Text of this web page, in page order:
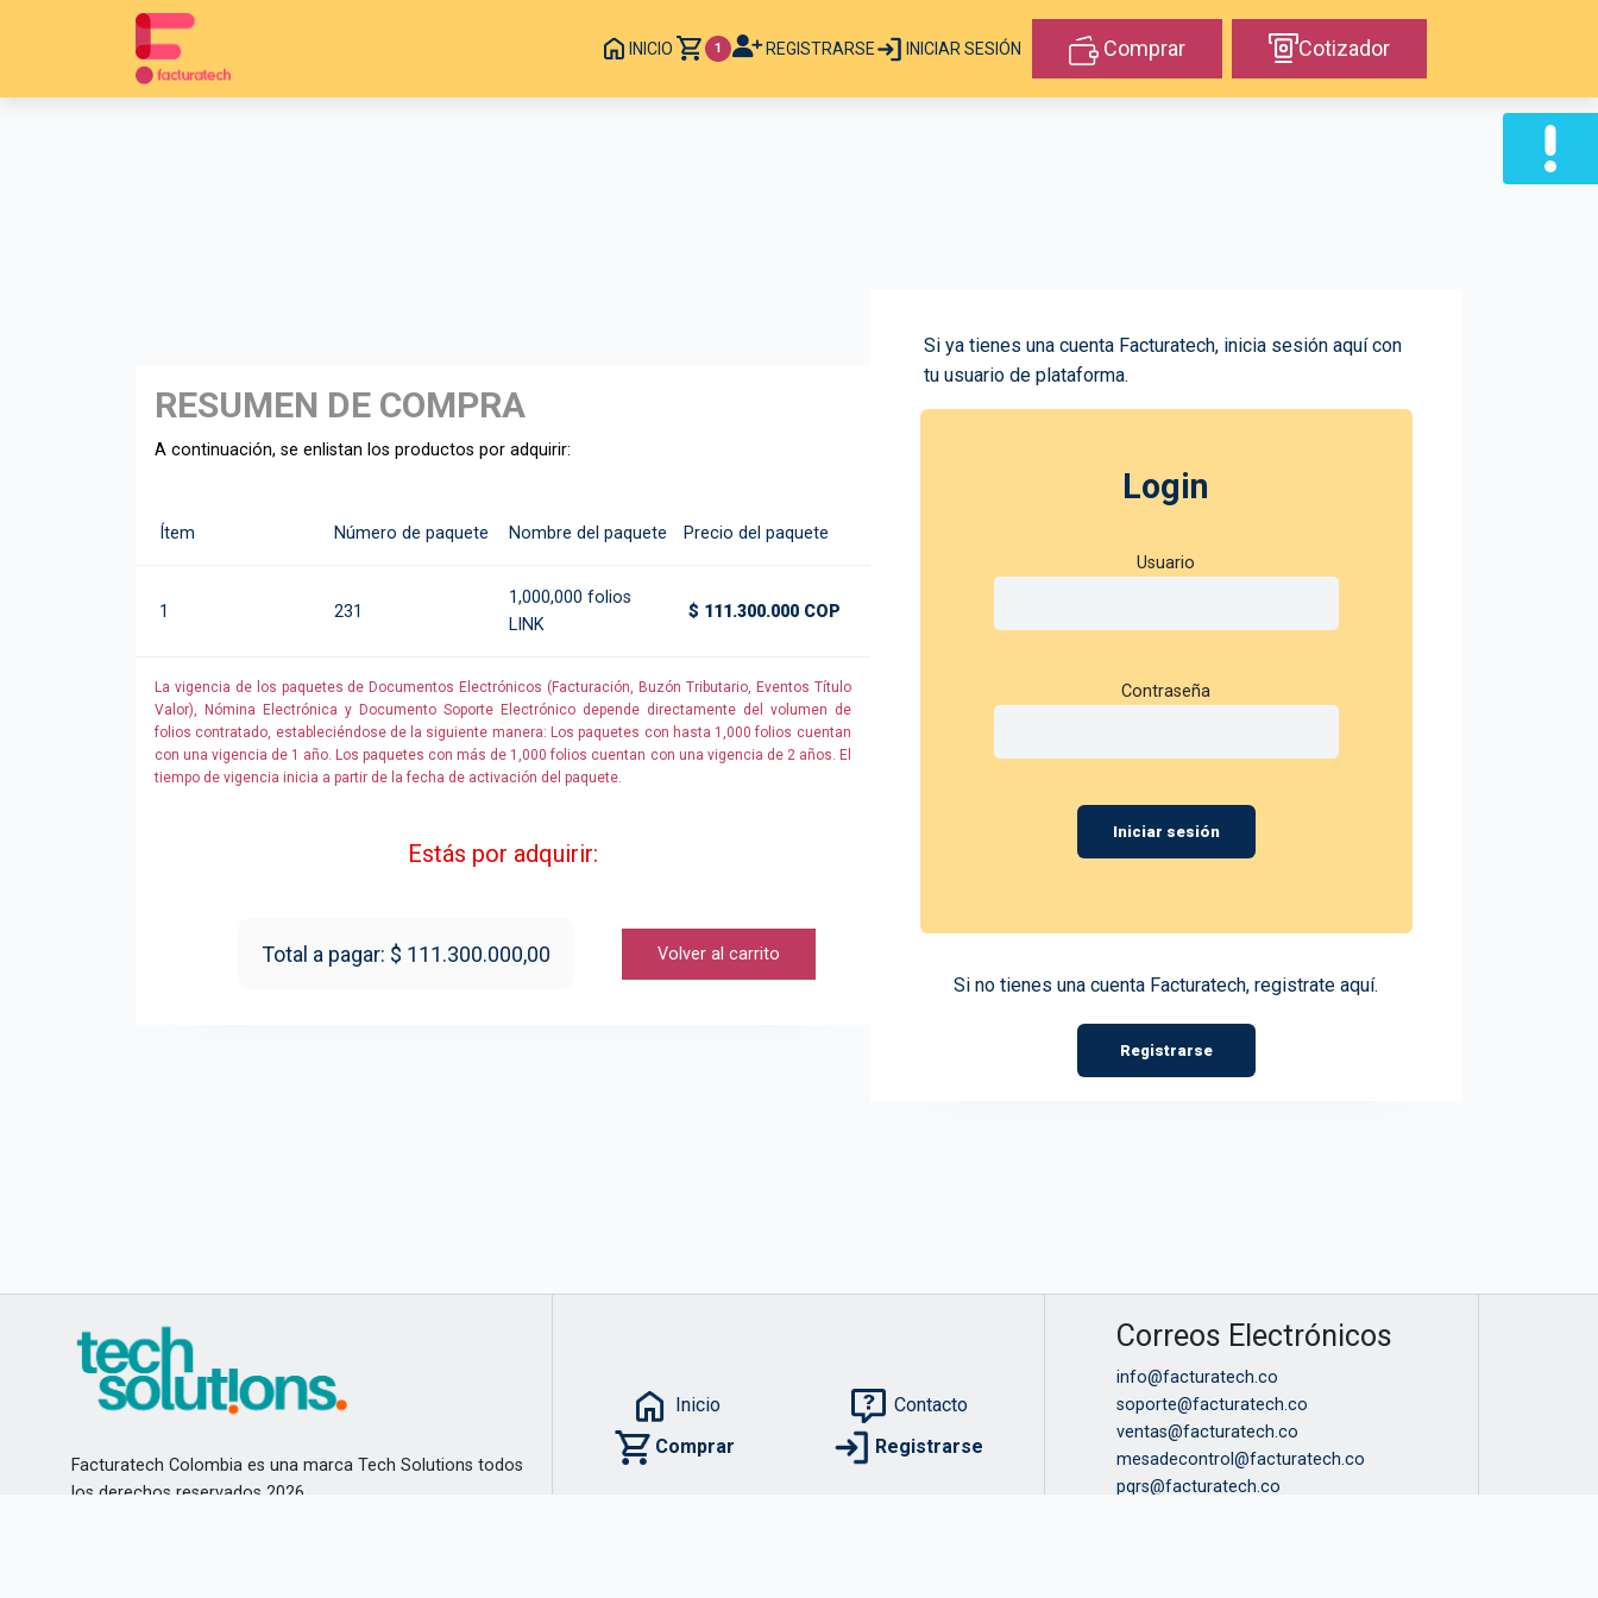
INICIO 1 REGISTRARSE INICIAR SESIÓN Comprar Cotizador
RESUMEN DE COMPRA
A continuación, se enlistan los productos por adquirir:
Ítem Número de paquete Nombre del paquete Precio del paquete
1 231
1,000,000 folios
LINK
$ 111.300.000 COP
La vigencia de los paquetes de Documentos Electrónicos (Facturación, Buzón Tributario, Eventos Título
Valor), Nómina Electrónica y Documento Soporte Electrónico depende directamente del volumen de
folios contratado, estableciéndose de la siguiente manera: Los paquetes con hasta 1,000 folios cuentan
con una vigencia de 1 año. Los paquetes con más de 1,000 folios cuentan con una vigencia de 2 años. El
tiempo de vigencia inicia a partir de la fecha de activación del paquete.
Estás por adquirir:
Total a pagar: $ 111.300.000,00 Volver al carrito
Si ya tienes una cuenta Facturatech, inicia sesión aquí con
tu usuario de plataforma.
Login
Usuario
Contraseña
Iniciar sesión
Si no tienes una cuenta Facturatech, registrate aquí.
Registrarse
Facturatech Colombia es una marca Tech Solutions todos
los derechos reservados 2026
Inicio
Contacto
Comprar
Registrarse
Correos Electrónicos
info@facturatech.co
soporte@facturatech.co
ventas@facturatech.co
mesadecontrol@facturatech.co
pqrs@facturatech.co